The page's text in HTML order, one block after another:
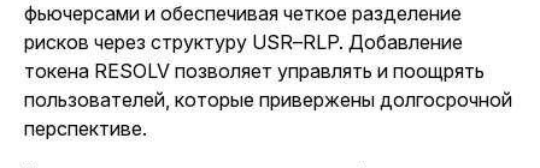
фьючерсами и обеспечивая четкое разделение
рисков через структуру USR–RLP. Добавление
токена RESOLV позволяет управлять и поощрять
пользователей, которые привержены долгосрочной
перспективе.